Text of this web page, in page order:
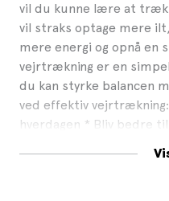
vil du kunne lære at
vil straks optage mere
mere energi og opnå en
vejrtrækning er en
du kan styrke balancen
ved effektiv
hverdagen * Bliv bedre